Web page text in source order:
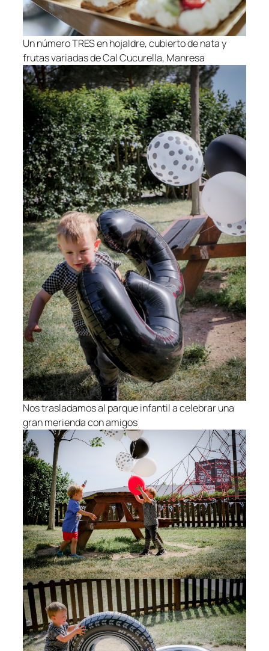
Un número TRES en hojaldre, cubierto de nata y
frutas variadas de Cal Cucurella, Manresa
Nos trasladamos al parque infantil a celebrar una
gran merienda con amigos